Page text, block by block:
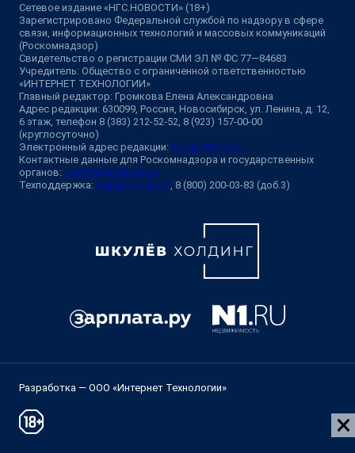
Сетевое издание «НГС.НОВОСТИ» (18+)
Зарегистрировано Федеральной службой по надзору в сфере
связи, информационных технологий и массовых коммуникаций
(Роскомнадзор)
Свидетельство о регистрации СМИ ЭЛ № ФС 77—84683
Учредитель: Общество с ограниченной ответственностью
«ИНТЕРНЕТ ТЕХНОЛОГИИ»
Главный редактор: Громкова Елена Александровна
Адрес редакции: 630099, Россия, Новосибирск, ул. Ленина, д. 12,
6 этаж, телефон 8 (383) 212-52-52, 8 (923) 157-00-00
(круглосуточно)
Электронный адрес редакции: ngs@shkulev.ru
Контактные данные для Роскомнадзора и государственных
органов: juristnsk@shkulev.ru
Техподдержка: help@shkulev.ru , 8 (800) 200-03-83 (доб.3)
Разработка — ООО «Интернет Технологии»